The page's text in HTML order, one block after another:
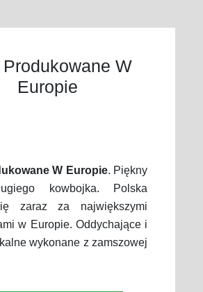
W
Europie
W Europie. Piękny
kowbojka. Polska
zaraz za największymi
w Europie. Oddychające i
wykonane z zamszowej